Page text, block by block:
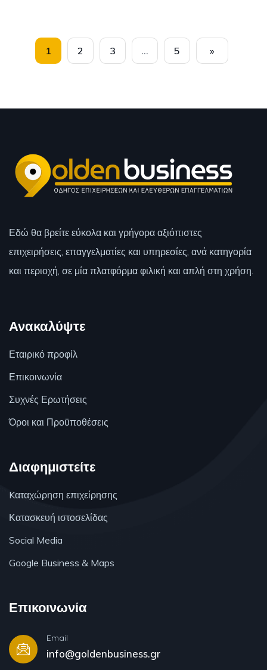
1 2 3 … 5 »
Εδώ θα βρείτε εύκολα και γρήγορα αξιόπιστες
επιχειρήσεις, επαγγελματίες και υπηρεσίες, ανά κατηγορία
και περιοχή, σε μία πλατφόρμα φιλική και απλή στη χρήση.
Ανακαλύψτε
Εταιρικό προφίλ
Επικοινωνία
Συχνές Ερωτήσεις
Όροι και Προϋποθέσεις
Διαφημιστείτε
Kαταχώρηση επιχείρησης
Κατασκευή ιστοσελίδας
Social Media
Google Business & Maps
Επικοινωνία
Email
info@goldenbusiness.gr